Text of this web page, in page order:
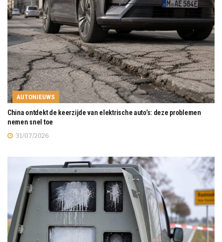
AUTONIEUWS
China ontdekt de keerzijde van elektrische auto’s: deze problemen
nemen snel toe
31/07/2026